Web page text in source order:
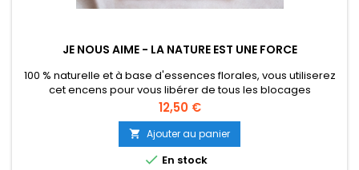
JE NOUS AIME - LA NATURE EST UNE FORCE
100 % naturelle et à base d'essences florales, vous utiliserez
cet encens pour vous libérer de tous les blocages
émotionnels, il augmente votre charisme et vos capacité de
séduction. Vous pouvez augmenter vos chances de réussite
dans vos rituels d'amour. Il est aussi très bien pour les
relations amicales mais aussi pour les liens familiaux. Boite
solide...
Prix
12,50 €
 Ajouter au panier
 En stock